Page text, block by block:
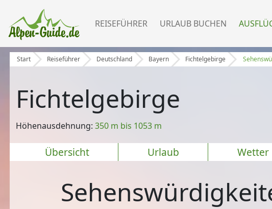
REISEFÜHRER URLAUB BUCHEN
Start Reiseführer Deutschland Bayern Fichtelgebirge
Fichtelgebirge
Höhenausdehnung:350 m bis 1053 m
Übersicht Urlaub Wetter